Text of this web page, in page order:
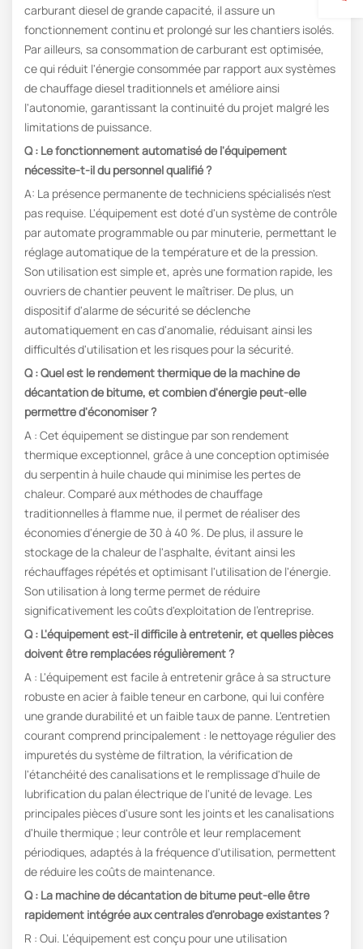
carburant diesel de grande capacité, il assure un
fonctionnement continu et prolongé sur les chantiers isolés.
Par ailleurs, sa consommation de carburant est optimisée,
ce qui réduit l'énergie consommée par rapport aux systèmes
de chauffage diesel traditionnels et améliore ainsi
l'autonomie, garantissant la continuité du projet malgré les
limitations de puissance.
Q : Le fonctionnement automatisé de l'équipement
nécessite-t-il du personnel qualifié ?
A: La présence permanente de techniciens spécialisés n'est
pas requise. L'équipement est doté d'un système de contrôle
par automate programmable ou par minuterie, permettant le
réglage automatique de la température et de la pression.
Son utilisation est simple et, après une formation rapide, les
ouvriers de chantier peuvent le maîtriser. De plus, un
dispositif d'alarme de sécurité se déclenche
automatiquement en cas d'anomalie, réduisant ainsi les
difficultés d'utilisation et les risques pour la sécurité.
Q : Quel est le rendement thermique de la machine de
décantation de bitume, et combien d'énergie peut-elle
permettre d'économiser ?
A : Cet équipement se distingue par son rendement
thermique exceptionnel, grâce à une conception optimisée
du serpentin à huile chaude qui minimise les pertes de
chaleur. Comparé aux méthodes de chauffage
traditionnelles à flamme nue, il permet de réaliser des
économies d'énergie de 30 à 40 %. De plus, il assure le
stockage de la chaleur de l'asphalte, évitant ainsi les
réchauffages répétés et optimisant l'utilisation de l'énergie.
Son utilisation à long terme permet de réduire
significativement les coûts d'exploitation de l'entreprise.
Q : L'équipement est-il difficile à entretenir, et quelles pièces
doivent être remplacées régulièrement ?
A : L'équipement est facile à entretenir grâce à sa structure
robuste en acier à faible teneur en carbone, qui lui confère
une grande durabilité et un faible taux de panne. L'entretien
courant comprend principalement : le nettoyage régulier des
impuretés du système de filtration, la vérification de
l'étanchéité des canalisations et le remplissage d'huile de
lubrification du palan électrique de l'unité de levage. Les
principales pièces d'usure sont les joints et les canalisations
d'huile thermique ; leur contrôle et leur remplacement
périodiques, adaptés à la fréquence d'utilisation, permettent
de réduire les coûts de maintenance.
Q : La machine de décantation de bitume peut-elle être
rapidement intégrée aux centrales d'enrobage existantes ?
R : Oui. L'équipement est conçu pour une utilisation